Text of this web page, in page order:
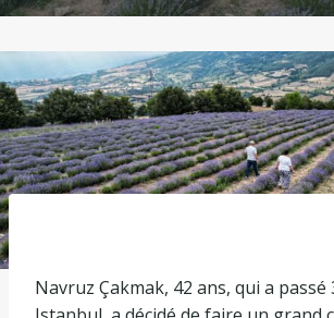
Navruz Çakmak, 42 ​​ans, qui a passé